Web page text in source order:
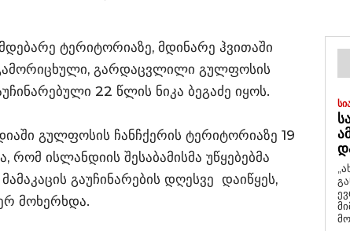
ტერიტორიაზე, მდინარე ჰვითაში
გარდაცვლილი გულფოსის
22 წლის ნიკა ბეგაძე იყოს.
გულფოსის ჩანჩქერის ტერიტორიაზე 19
რომ ისლანდიის შესაბამისმა უწყებებმა
გაუჩინარების დღესვე დაიწყეს,
მოხერხდა.